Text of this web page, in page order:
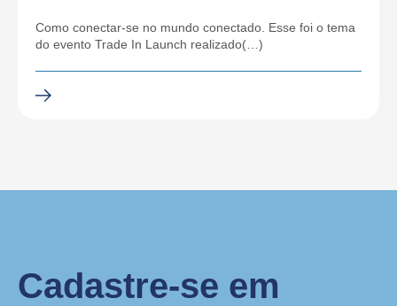
Como conectar-se no mundo conectado. Esse foi o tema
do evento Trade In Launch realizado(…)
Cadastre-se em